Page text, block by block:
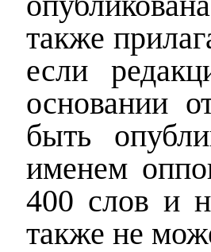
также
если
основании
быть
именем
400 слов и
также не